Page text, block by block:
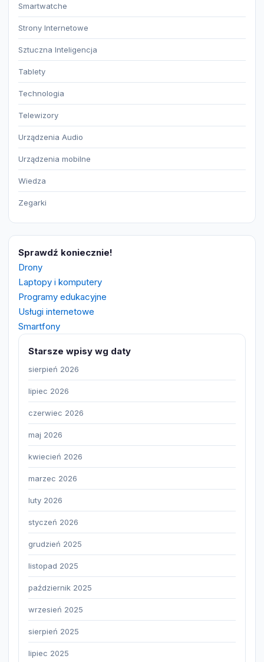
Smartwatche
Strony Internetowe
Sztuczna Inteligencja
Tablety
Technologia
Telewizory
Urządzenia Audio
Urządzenia mobilne
Wiedza
Zegarki
Sprawdź koniecznie!
Drony
Laptopy i komputery
Programy edukacyjne
Usługi internetowe
Smartfony
Starsze wpisy wg daty
sierpień 2026
lipiec 2026
czerwiec 2026
maj 2026
kwiecień 2026
marzec 2026
luty 2026
styczeń 2026
grudzień 2025
listopad 2025
październik 2025
wrzesień 2025
sierpień 2025
lipiec 2025